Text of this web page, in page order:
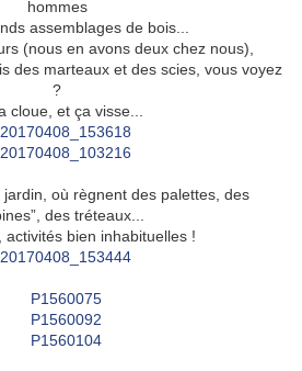
hommes
assemblages de bois...
(nous en avons deux chez nous),
des marteaux et des scies, vous voyez
?
cloue, et ça visse...
où règnent des palettes, des
des tréteaux...
activités bien inhabituelles !